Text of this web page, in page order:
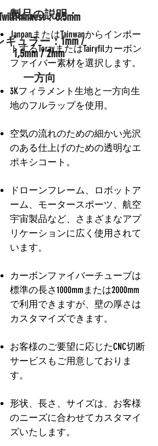
：0.5mm
ギュラー：1mm /
1,5mm / 2mm
一方向
製品の説明：
JanpanまたはTainwanからインポー
トするTorayまたはTairyfilカーボン
ファイバー素材を選択します。
3Kフィラメント生地と一方向生
地のフルラップを使用。
空気の流れのための細かい光沢
のある仕上げのための透明なエ
ポキシコート。
ドローンフレーム、ロボットア
ーム、モータースポーツ、航空
宇宙製品など、さまざまなアプ
リケーションに広く使用されて
います。
カーボンファイバーチューブは
標準の長さ1000mmまたは2000mm
で利用できますが、壁の厚さは
カスタマイズできます。
お客様のご要望に応じたCNC切断
サービスもご用意しておりま
す。
形状、長さ、サイズは、お客様
のニーズに合わせてカスタマイ
ズいたします。